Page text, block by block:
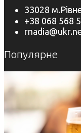
33028
+38 068 568
Популярне